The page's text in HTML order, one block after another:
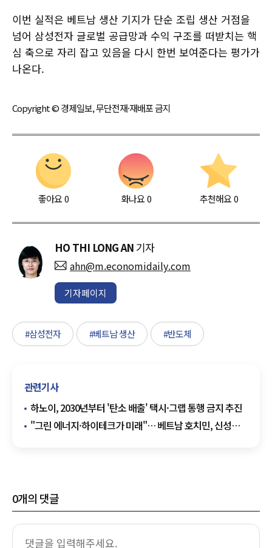
이번 실적은 베트남 생산 기지가 단순 조립 생산 거점을
넘어 삼성전자 글로벌 공급망과 수익 구조를 떠받치는 핵
심 축으로 자리 잡고 있음을 다시 한번 보여준다는 평가가
나온다.
Copyright © 경제일보, 무단전재·재배포 금지
좋아요0 화나요0 추천해요 0
HO THI LONG AN 기자
ahn@m.economidaily.com
기자페이지
#삼성전자 #베트남 생산 #반도체
관련기사
하노이, 2030년부터 '탄소 배출' 택시·그랩 통행 금지 추진
"그린 에너지·하이테크가 미래"… 베트남 호치민, 신성장
0개의 댓글